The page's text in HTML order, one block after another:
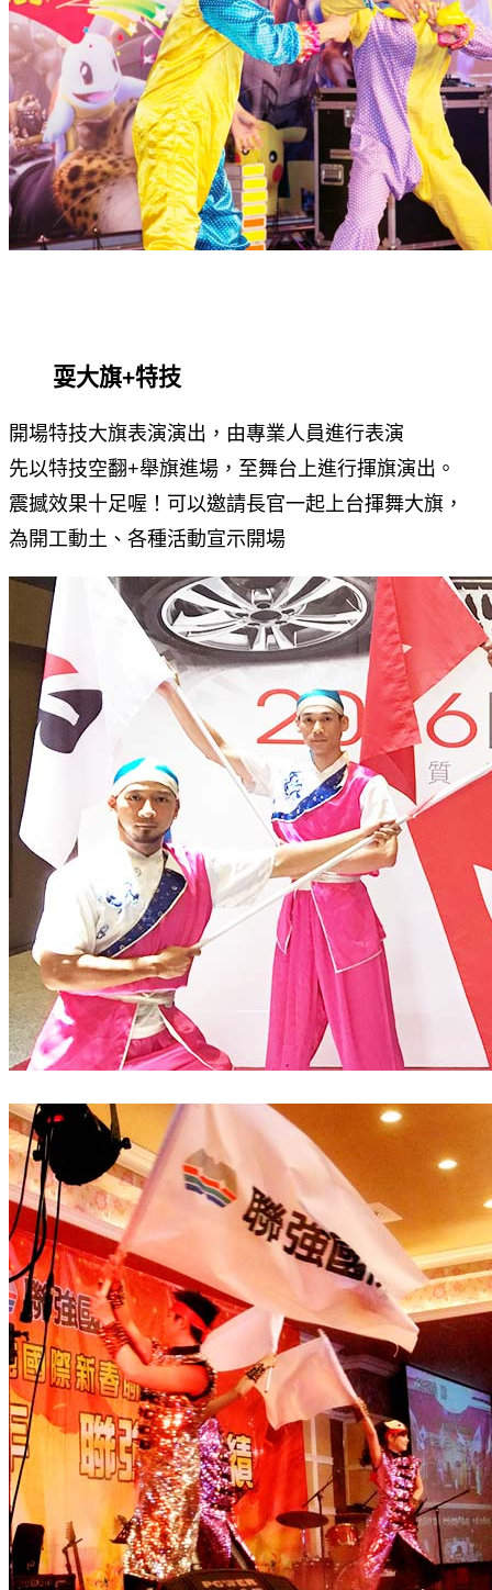
耍大旗+特技
開場特技大旗表演演出，由專業人員進行表演
先以特技空翻+舉旗進場，至舞台上進行揮旗演出。
震撼效果十足喔！可以邀請長官一起上台揮舞大旗，
為開工動土、各種活動宣示開場